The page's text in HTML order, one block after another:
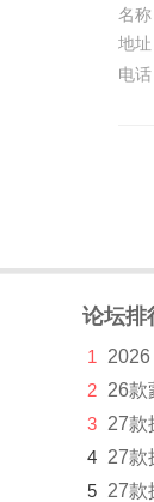
名称
地址
电话
论坛排
1
2 26款
3 27款
4 27款
5 27款